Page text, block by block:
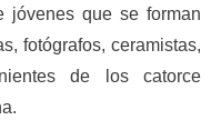
jóvenes que se forman
fotógrafos, ceramistas,
de los catorce